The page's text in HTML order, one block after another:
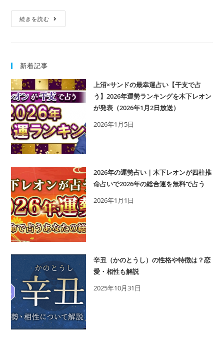
続きを読む
料】
オ
ン
の
性
占
い
｜
誕
生
日
（生
年
月
日）
で
的
中！
TV
で
「号
新着記事
上沼×サンドの最幸運占い【干支で占
う】2026年運勢ランキングを木下レオン
が発表（2026年1月2日放送）
2026年1月5日
2026年の運勢占い｜木下レオンが四柱推
命占いで2026年の総合運を無料で占う
2026年1月1日
辛丑（かのとうし）の性格や特徴は？恋
愛・相性も解説
2025年10月31日